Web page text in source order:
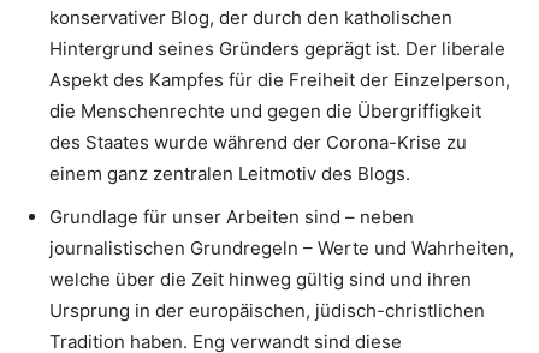
konservativer Blog, der durch den katholischen
Hintergrund seines Gründers geprägt ist. Der liberale
Aspekt des Kampfes für die Freiheit der Einzelperson,
die Menschenrechte und gegen die Übergriffigkeit
des Staates wurde während der Corona-Krise zu
einem ganz zentralen Leitmotiv des Blogs.
Grundlage für unser Arbeiten sind – neben
journalistischen Grundregeln – Werte und Wahrheiten,
welche über die Zeit hinweg gültig sind und ihren
Ursprung in der europäischen, jüdisch-christlichen
Tradition haben. Eng verwandt sind diese